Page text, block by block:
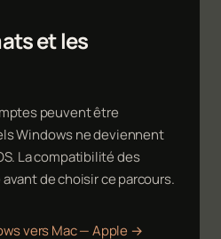
et les
peuvent être
Windows ne deviennent
La compatibilité des
de choisir ce parcours.
vers Mac — Apple →